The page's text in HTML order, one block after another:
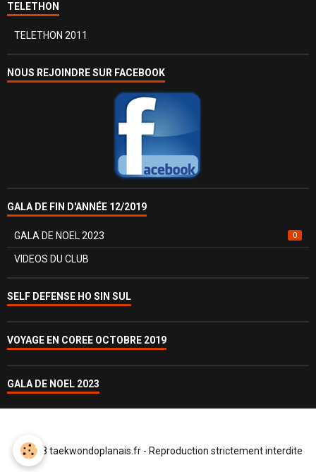
TELETHON
TELETHON 2011
NOUS REJOINDRE SUR FACEBOOK
GALA DE FIN D'ANNÉE 12/2019
GALA DE NOEL 2023 0
VIDEOS DU CLUB
SELF DEFENSE HO SIN SUL
VOYAGE EN COREE OCTOBRE 2019
GALA DE NOEL 2023
© 2018 taekwondoplanais.fr - Reproduction strictement interdite